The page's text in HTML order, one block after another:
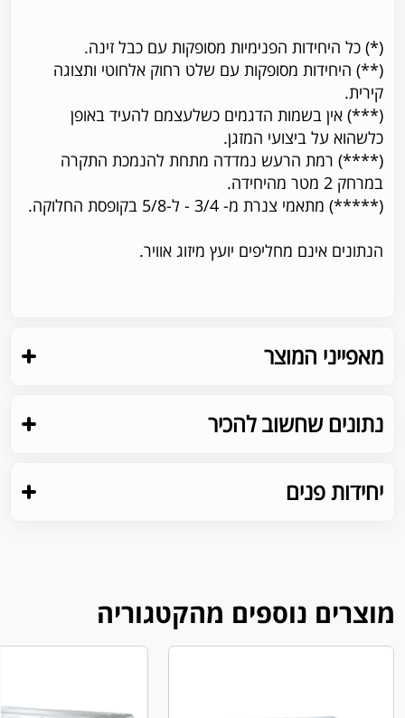
(*) כל היחידות הפנימיות מסופקות עם כבל זינה.
(**) היחידות מסופקות עם שלט רחוק אלחוטי ותצוגה
קירית.
(***) אין בשמות הדגמים כשלעצמם להעיד באופן
כלשהוא על ביצועי המזגן.
(****) רמת הרעש נמדדה מתחת להנמכת התקרה
במרחק 2 מטר מהיחידה.
(*****) מתאמי צנרת מ- 3/4 - ל-5/8 בקופסת החלוקה.
הנתונים אינם מחליפים יועץ מיזוג אוויר.
מאפייני המוצר
נתונים שחשוב להכיר
יחידות פנים
מוצרים נוספים מהקטגוריה